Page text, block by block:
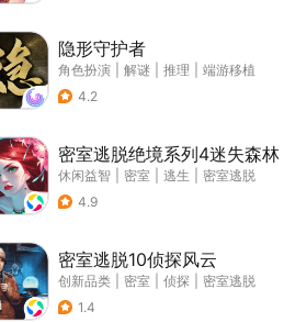
隐形守护者
角色扮演 解谜 推理
端游移植
4.2
密室逃脱绝境系列4迷失森林
休闲益智 密室 逃生
密室逃脱
4.9
密室逃脱10侦探风云
创新品类 密室 侦探
密室逃脱
1.4